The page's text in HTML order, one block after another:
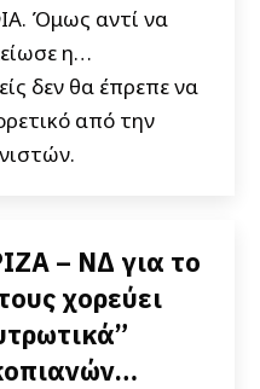
Όμως αντί να
η…
δεν θα έπρεπε να
από την
– ΝΔ για το
χορεύει